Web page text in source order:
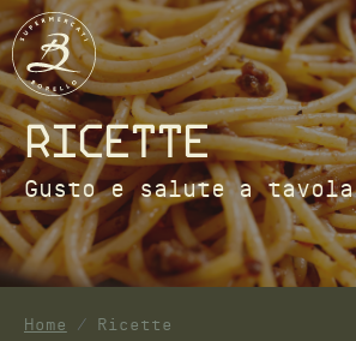
Ricette
Gusto e salute a tavola
Home Ricette